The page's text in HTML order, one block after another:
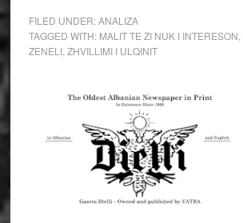
FILED UNDER:ANALIZA
TAGGED WITH: MALIT TE ZI NUK I INTERESON
ZENELI, ZHVILLIMI I ULQINIT